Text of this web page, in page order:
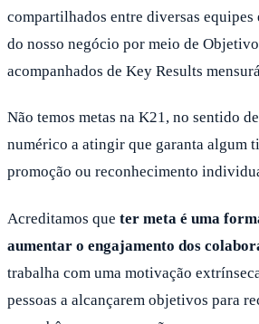
compartilhados entre diversas equipes
do nosso negócio por meio de
acompanhados de Key Results
Não temos metas na K21, no sentido
numérico a atingir que garanta algum
promoção ou reconhecimento
Acreditamos que ter meta é uma
aumentar o engajamento dos
trabalha com uma motivação
pessoas a alcançarem objetivos para